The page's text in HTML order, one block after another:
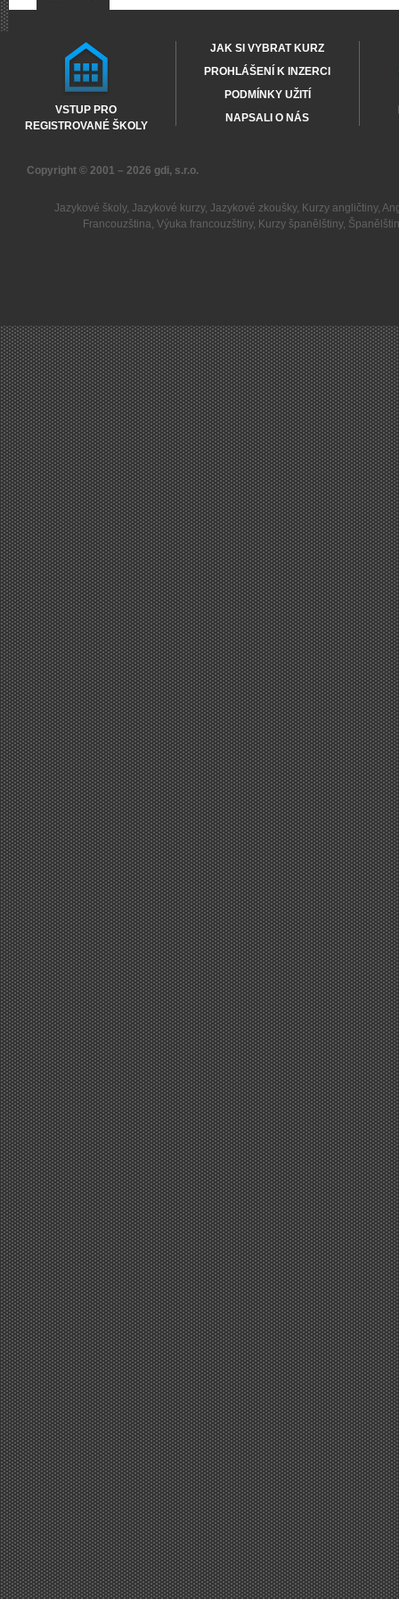
VSTUP PRO
REGISTROVANÉ ŠKOLY
JAK SI VYBRAT KURZ
PROHLÁŠENÍ K INZERCI
PODMÍNKY UŽITÍ
NAPSALI O NÁS
Copyright © 2001 – 2026 gdi, s.r.o.
Jazykové školy, Jazykové kurzy, Jazykové zkoušky, Kurzy angličtiny,
Francouzština,Výuka francouzštiny, Kurzy španělštiny,